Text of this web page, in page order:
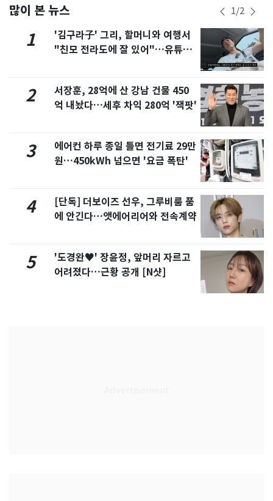
많이 본 뉴스 1/2
1
'김구라子' 그리, 할머니와 여행서
"친모 전라도에 잘 있어"…유튜브
2
서장훈, 28억에 산 강남 건물 450
억 내놨다…세후 차익 280억 '잭팟'
3
에어컨 하루 종일 틀면 전기료 29만
원…450kWh 넘으면 '요금 폭탄'
4
[단독] 더보이즈 선우, 그루비룸 품
에 안긴다…앳에어리어와 전속계약
5
'도경완♥' 장윤정, 앞머리 자르고
어려졌다…근황 공개 [N샷]